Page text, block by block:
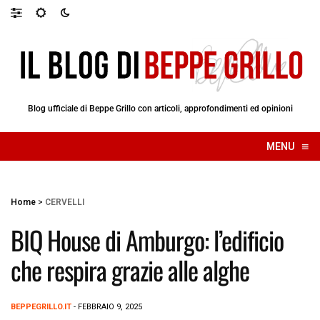
Blog ufficiale di Beppe Grillo con articoli, approfondimenti ed opinioni
MENU ≡
☰
Home > CERVELLI
BIQ House di Amburgo: l’edificio
che respira grazie alle alghe
BEPPEGRILLO.IT - FEBBRAIO 9, 2025